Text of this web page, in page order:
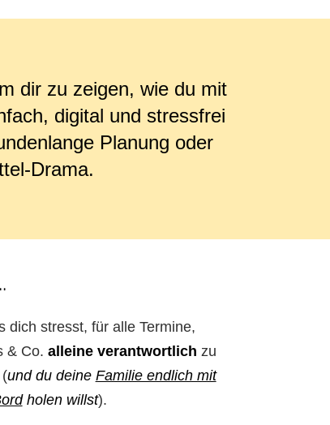
dir zu zeigen, wie du mit
digital und stressfrei
Planung oder
Drama.
dich stresst, für alle Termine,
& Co. alleine verantwortlich zu
und du deine Familie endlich mit
holen willst).